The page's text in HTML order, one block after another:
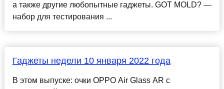
а также другие любопытные гаджеты. GOT MOLD? —
набор для тестирования ...
Гаджеты недели 10 января 2022 года
В этом выпуске: очки OPPO Air Glass AR с